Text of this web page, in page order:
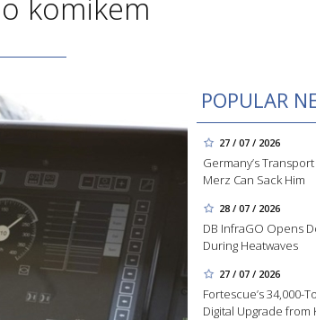
komikem
POPULAR
27 / 07 / 2026
Germany’s
Merz Can Sack Him
28 / 07 / 2026
DB InfraGO Opens
During Heatwaves
27 / 07 / 2026
Fortescue’s 34,000-
Digital Upgrade from